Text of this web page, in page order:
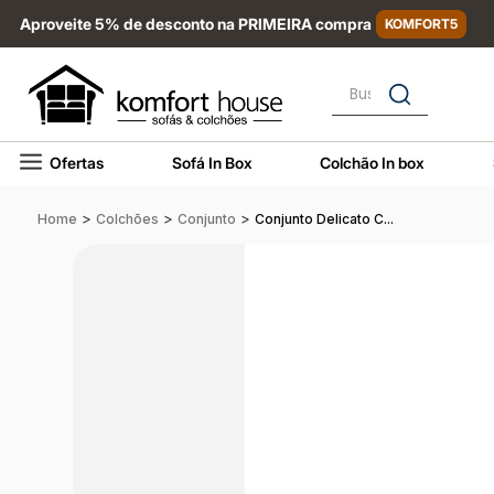
Aproveite 5% de desconto na PRIMEIRA compra KOMFORT5
Busque por nome,
Ofertas Sofá In Box Colchão In box
Home > Colchões > Conjunto > Conjunto Delicato C...